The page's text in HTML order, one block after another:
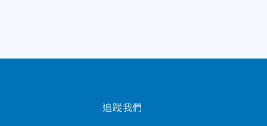
追蹤我們